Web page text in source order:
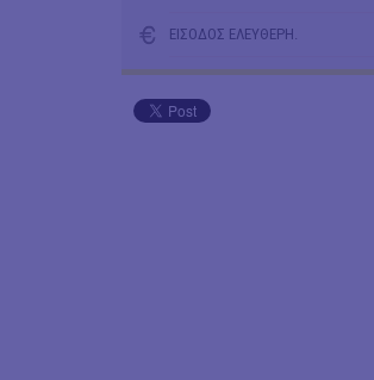
ΕΙΣΟΔΟΣ ΕΛΕΥΘΕΡΗ.